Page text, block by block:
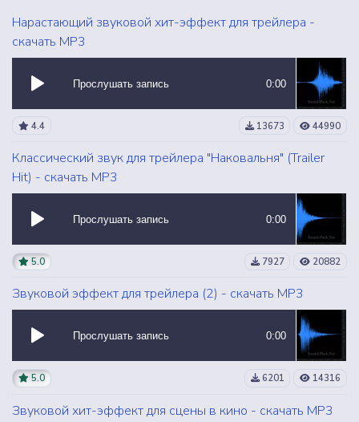
Нарастающий звуковой хит-эффект для трейлера -
скачать MP3
Прослушать запись 0:00
4.4 13673 44990
Классический звук для трейлера "Наковальня" (Trailer
Hit) - скачать MP3
Прослушать запись 0:00
5.0 7927 20882
Звуковой эффект для трейлера (2) - скачать MP3
Прослушать запись 0:00
5.0 6201 14316
Звуковой хит-эффект для сцены в кино - скачать MP3